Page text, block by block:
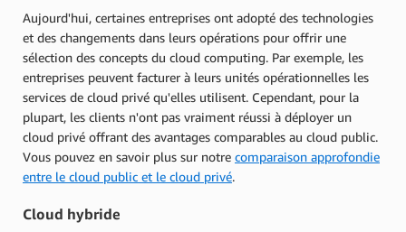
Aujourd'hui, certaines entreprises ont adopté des technologies
et des changements dans leurs opérations pour offrir une
sélection des concepts du cloud computing. Par exemple, les
entreprises peuvent facturer à leurs unités opérationnelles les
services de cloud privé qu'elles utilisent. Cependant, pour la
plupart, les clients n'ont pas vraiment réussi à déployer un
cloud privé offrant des avantages comparables au cloud public.
Vous pouvez en savoir plus sur notre comparaison approfondie
entre le cloud public et le cloud privé.
Cloud hybride